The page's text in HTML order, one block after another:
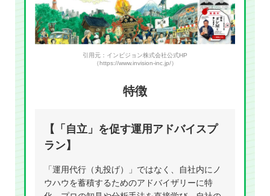
引用元：インビジョン株式会社公式HP
（https://www.invision-inc.jp/）
特徴
【「自立」を促す運用アドバイスプ
ラン】
「運用代行（丸投げ）」ではなく、自社内にノ
ウハウを蓄積するためのアドバイザリーに特